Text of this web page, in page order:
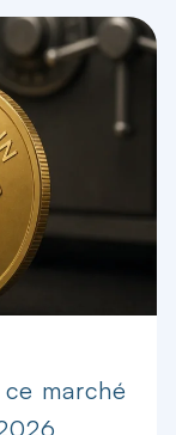
marché